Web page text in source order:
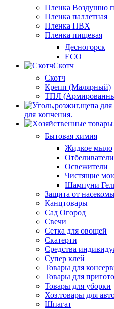
Пленка Воздушно
Пленка паллетная
Пленка ПВХ
Пленка пищевая
Десногорск
ECO
Скотч
Скотч
Крепп (Малярный)
ТПЛ
для копчения.
Бытовая химия
Жидкое мыло
Освежители
Чистящие
Шампуни
Защита от
Канцтовары
Сад Огород
Свечи
Сетка для овощей
Скатерти
Средства
Супер клей
Товары для
Товары для
Товары для уборки
Хоз.товары для
Шпагат